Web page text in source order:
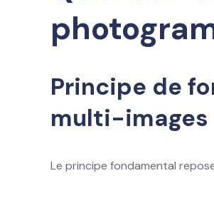
Principe de
multi-
Le principe fondamental